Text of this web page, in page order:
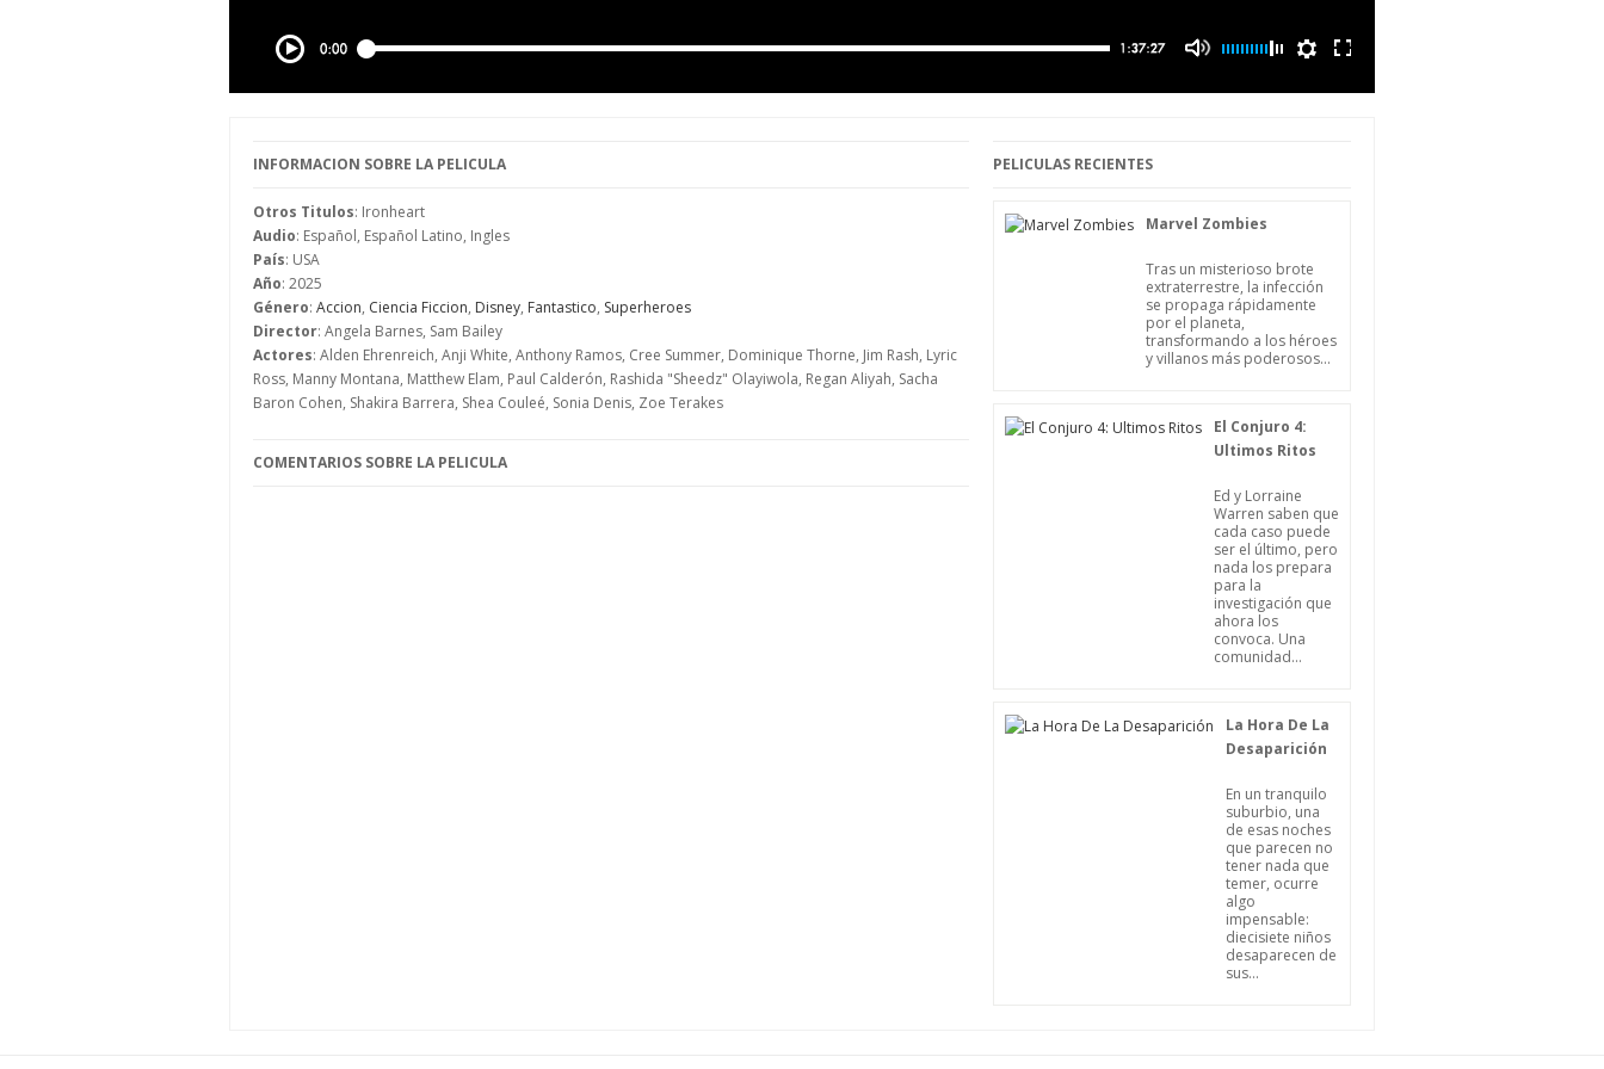
INFORMACION SOBRE LA PELICULA
Otros Titulos: Ironheart
Audio: Español, Español Latino, Ingles
País: USA
Año: 2025
Género: Accion, Ciencia Ficcion, Disney, Fantastico, Superheroes
Director: Angela Barnes, Sam Bailey
Actores: Alden Ehrenreich, Anji White, Anthony Ramos, Cree Summer, Dominique Thorne, Jim Rash, Lyric
Ross, Manny Montana, Matthew Elam, Paul Calderón, Rashida "Sheedz" Olayiwola, Regan Aliyah, Sacha
Baron Cohen, Shakira Barrera, Shea Couleé, Sonia Denis, Zoe Terakes
COMENTARIOS SOBRE LA PELICULA
PELICULAS RECIENTES
Marvel Zombies
Tras un misterioso brote
extraterrestre, la infección
se propaga rápidamente
por el planeta,
transformando a los héroes
y villanos más poderosos...
El Conjuro 4:
Ultimos Ritos
Ed y Lorraine
Warren saben que
cada caso puede
ser el último, pero
nada los prepara
para la
investigación que
ahora los
convoca. Una
comunidad...
La Hora De La
Desaparición
En un tranquilo
suburbio, una
de esas noches
que parecen no
tener nada que
temer, ocurre
algo
impensable:
diecisiete niños
desaparecen de
sus...